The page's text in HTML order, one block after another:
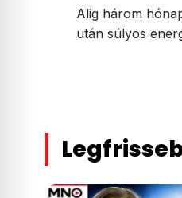
Alig három
után súlyos